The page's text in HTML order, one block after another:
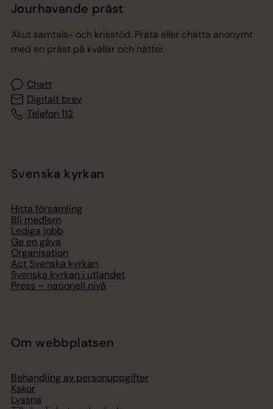
Jourhavande präst
Akut samtals- och krisstöd. Prata eller chatta anonymt
med en präst på kvällar och nätter.
Chatt
Digitalt brev
Telefon 112
Svenska kyrkan
Hitta församling
Bli medlem
Lediga jobb
Ge en gåva
Organisation
Act Svenska kyrkan
Svenska kyrkan i utlandet
Press – nationell nivå
Om webbplatsen
Behandling av personuppgifter
Kakor
Lyssna